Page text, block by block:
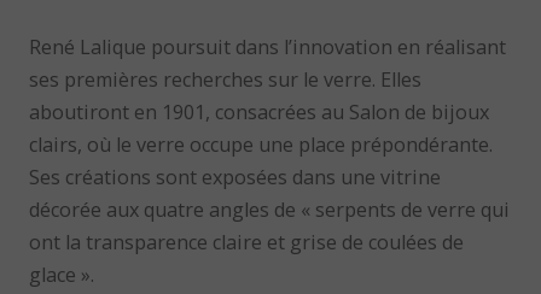
René Lalique poursuit dans l’innovation en réalisant
ses premières recherches sur le verre. Elles
aboutiront en 1901, consacrées au Salon de bijoux
clairs, où le verre occupe une place prépondérante.
Ses créations sont exposées dans une vitrine
décorée aux quatre angles de « serpents de verre qui
ont la transparence claire et grise de coulées de
glace ».